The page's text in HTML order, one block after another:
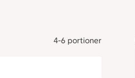
4-6 portioner